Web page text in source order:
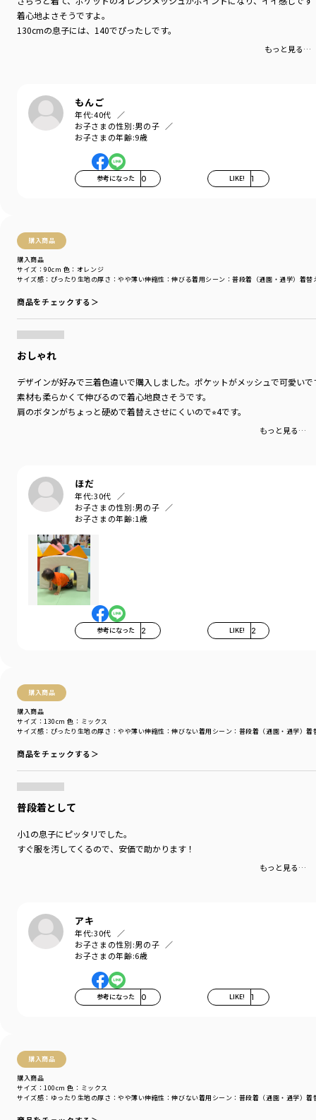
着心地よさそうですよ。
130cmの息子には、140でぴったしです。
もっと見る…
もんご
年代:40代
お子さまの性別:男の子
お子さまの年齢:9歳
参考になった 0 LIKE! 1
購入商品
購入商品
サイズ感 ：ぴったり 生地の厚さ ：やや薄い伸縮性 ：伸びる着用シーン ：普段着（通園・通学） 着替
サイズ：90cm 色：オレンジ
商品をチェックする＞
おしゃれ
デザインが好みで三着色違いで購入しました。ポケットがメッシュで可愛いで
素材も柔らかくて伸びるので着心地良さそうです。
肩のボタンがちょっと硬めで着替えさせにくいので⭐︎4です。
もっと見る…
ほだ
年代:30代
お子さまの性別:男の子
お子さまの年齢:1歳
参考になった 2 LIKE! 2
購入商品
購入商品
サイズ感 ：ぴったり 生地の厚さ ：やや薄い伸縮性 ：伸びない着用シーン ：普段着（通園・通学）着
サイズ：130cm 色：ミックス
商品をチェックする＞
普段着として
小1の息子にピッタリでした。
すぐ服を汚してくるので、安価で助かります！
もっと見る…
アキ
年代:30代
お子さまの性別:男の子
お子さまの年齢:6歳
参考になった 0 LIKE! 1
購入商品
購入商品
サイズ感 ：ゆったり 生地の厚さ ：やや薄い伸縮性 ：伸びない着用シーン ：普段着（通園・通学）着
サイズ：100cm 色：ミックス
※ベビーサイズ（80センチと90センチ）のみ肩ボタン付きの仕様です。
着用イメージ/カラー：オレンジ
モデル：身長109.0cm 体重17.0kg
サイズ：サイズ110
branshes
アウトレット
／トップス>半袖Tシャツ・タンクトップ
商品番号